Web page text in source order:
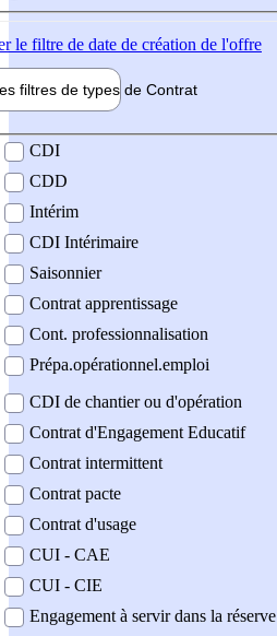
le filtre de date de création de l'offre
filtres de types de Contrat
contrat
CDI
CDD
Intérim
CDI Intérimaire
Saisonnier
Contrat apprentissage
Cont. professionnalisation
Prépa.opérationnel.emploi
CDI de chantier ou d'opération
Contrat d'Engagement Educatif
Contrat intermittent
Contrat pacte
Contrat d'usage
CUI - CAE
CUI - CIE
Engagement à servir dans la réserve